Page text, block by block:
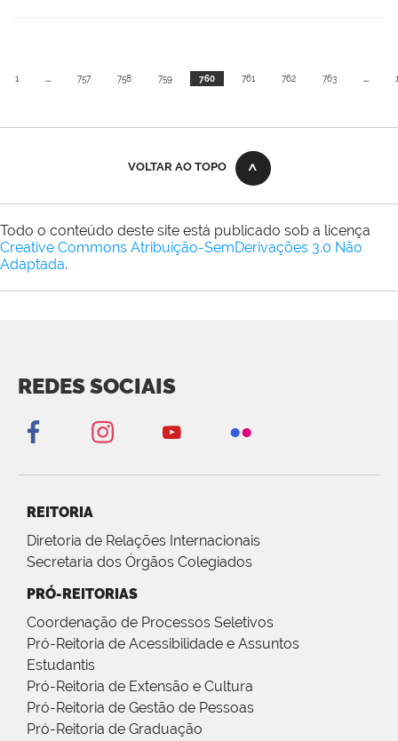
1 ... 757 758 759 760 761 762 763 ...
VOLTAR AO TOPO
Todo o conteúdo deste site está publicado sob a licença
Creative Commons Atribuição-SemDerivações 3.0 Não
Adaptada.
REDES SOCIAIS
REITORIA
Diretoria de Relações Internacionais
Secretaria dos Órgãos Colegiados
PRÓ-REITORIAS
Coordenação de Processos Seletivos
Pró-Reitoria de Acessibilidade e Assuntos
Estudantis
Pró-Reitoria de Extensão e Cultura
Pró-Reitoria de Gestão de Pessoas
Pró-Reitoria de Graduação